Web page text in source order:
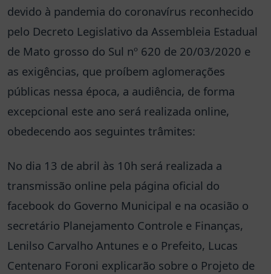
devido à pandemia do coronavírus reconhecido
pelo Decreto Legislativo da Assembleia Estadual
de Mato grosso do Sul nº 620 de 20/03/2020 e
as exigências, que proíbem aglomerações
públicas nessa época, a audiência, de forma
excepcional este ano será realizada online,
obedecendo aos seguintes trâmites:
No dia 13 de abril às 10h será realizada a
transmissão online pela página oficial do
facebook do Governo Municipal e na ocasião o
secretário Planejamento Controle e Finanças,
Lenilso Carvalho Antunes e o Prefeito, Lucas
Centenaro Foroni explicarão sobre o Projeto de